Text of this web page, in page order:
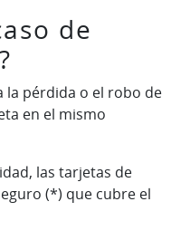
de
la pérdida o el robo de
en el mismo
las tarjetas de
(*) que cubre el